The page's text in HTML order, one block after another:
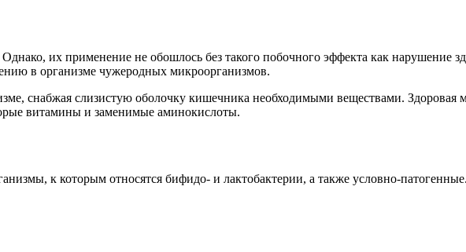
их применение не обошлось без такого побочного эффекта как нарушение
в организме чужеродных микроорганизмов.
снабжая слизистую оболочку кишечника необходимыми веществами. Здоровая
витамины и заменимые аминокислоты.
к которым относятся бифидо- и лактобактерии, а также условно-